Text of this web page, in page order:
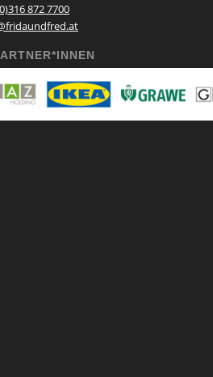
872 7700